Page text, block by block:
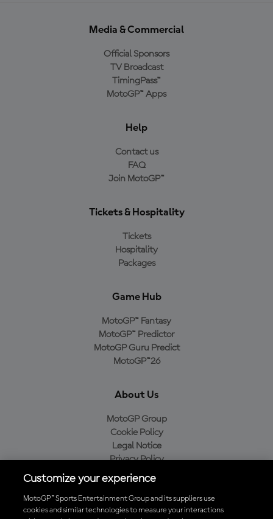
Media & Commercial
Official Sponsors
TV Broadcast
TimingPass™
MotoGP™ Apps
Help
Contact us
FAQ
Join MotoGP™
Tickets & Hospitality
Tickets
Hospitality
Packages
Game Hub
MotoGP™ Fantasy
MotoGP™ Predictor
MotoGP Guru Predict
MotoGP™26
About Us
MotoGP Group
Cookie Policy
Legal Notice
Privacy Policy
Purchase Policy
Customize your experience
MotoGP™ Sports Entertainment Group and its suppliers use
cookies and similar technologies to measure your interactions